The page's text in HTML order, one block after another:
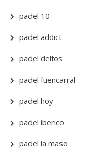
padel 10
padel addict
padel delfos
padel fuencarral
padel hoy
padel iberico
padel la maso